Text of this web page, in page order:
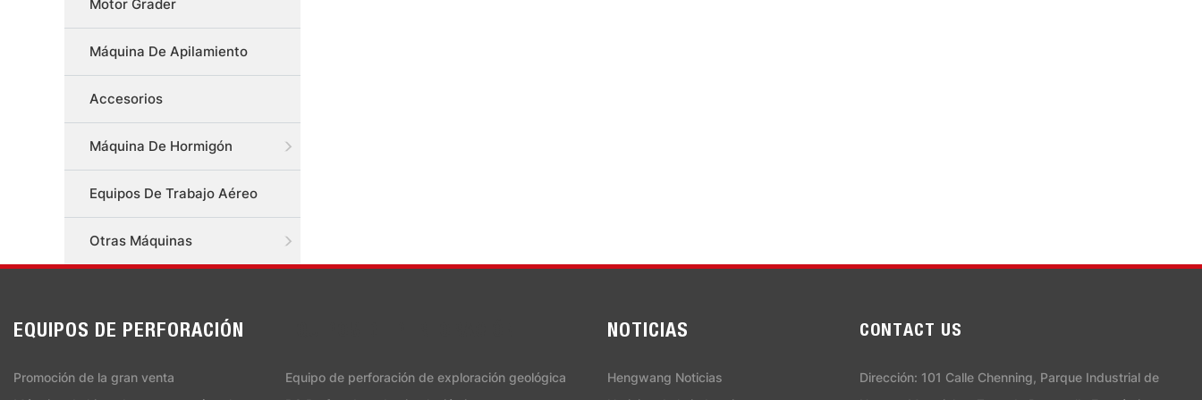
Motor Grader
Máquina De Apilamiento
Accesorios
Máquina De Hormigón
Equipos De Trabajo Aéreo
Otras Máquinas
EQUIPOS DE PERFORACIÓN
Promoción de la gran venta
Equipo de perforación de exploración geológica
NOTICIAS
Hengwang Noticias
CONTACT US
Dirección: 101 Calle Chenning, Parque Industrial de